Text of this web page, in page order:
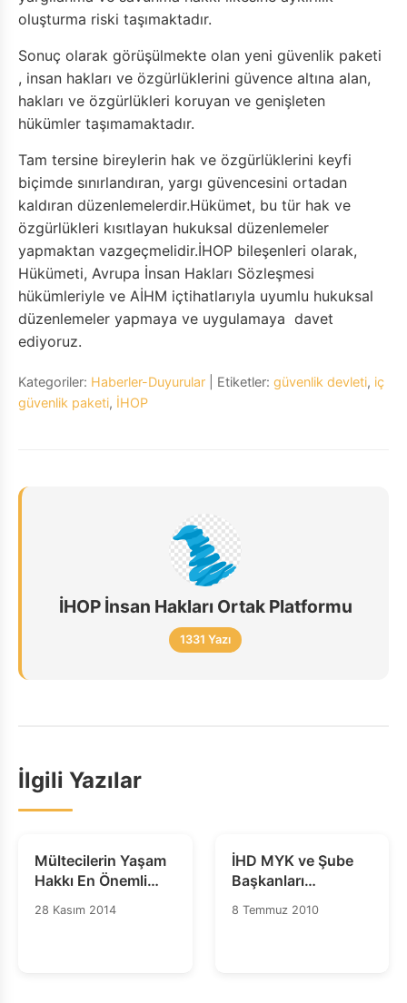
oluşturma riski taşımaktadır.
Sonuç olarak görüşülmekte olan yeni güvenlik paketi
, insan hakları ve özgürlüklerini güvence altına alan,
hakları ve özgürlükleri koruyan ve genişleten
hükümler taşımamaktadır.
Tam tersine bireylerin hak ve özgürlüklerini keyfi
biçimde sınırlandıran, yargı güvencesini ortadan
kaldıran düzenlemelerdir.Hükümet, bu tür hak ve
özgürlükleri kısıtlayan hukuksal düzenlemeler
yapmaktan vazgeçmelidir.İHOP bileşenleri olarak,
Hükümeti, Avrupa İnsan Hakları Sözleşmesi
hükümleriyle ve AİHM içtihatlarıyla uyumlu hukuksal
düzenlemeler yapmaya ve uygulamaya davet
ediyoruz.
Kategoriler: Haberler-Duyurular | Etiketler: güvenlik devleti, iç
güvenlik paketi, İHOP
İHOP İnsan Hakları Ortak Platformu
1331 Yazı
İlgili Yazılar
Mültecilerin Yaşam
Hakkı En Önemli
Öncelik Olmalıdır!
28 Kasım 2014
İHD MYK ve Şube
Başkanları
Toplantısı Sonuç
8 Temmuz 2010